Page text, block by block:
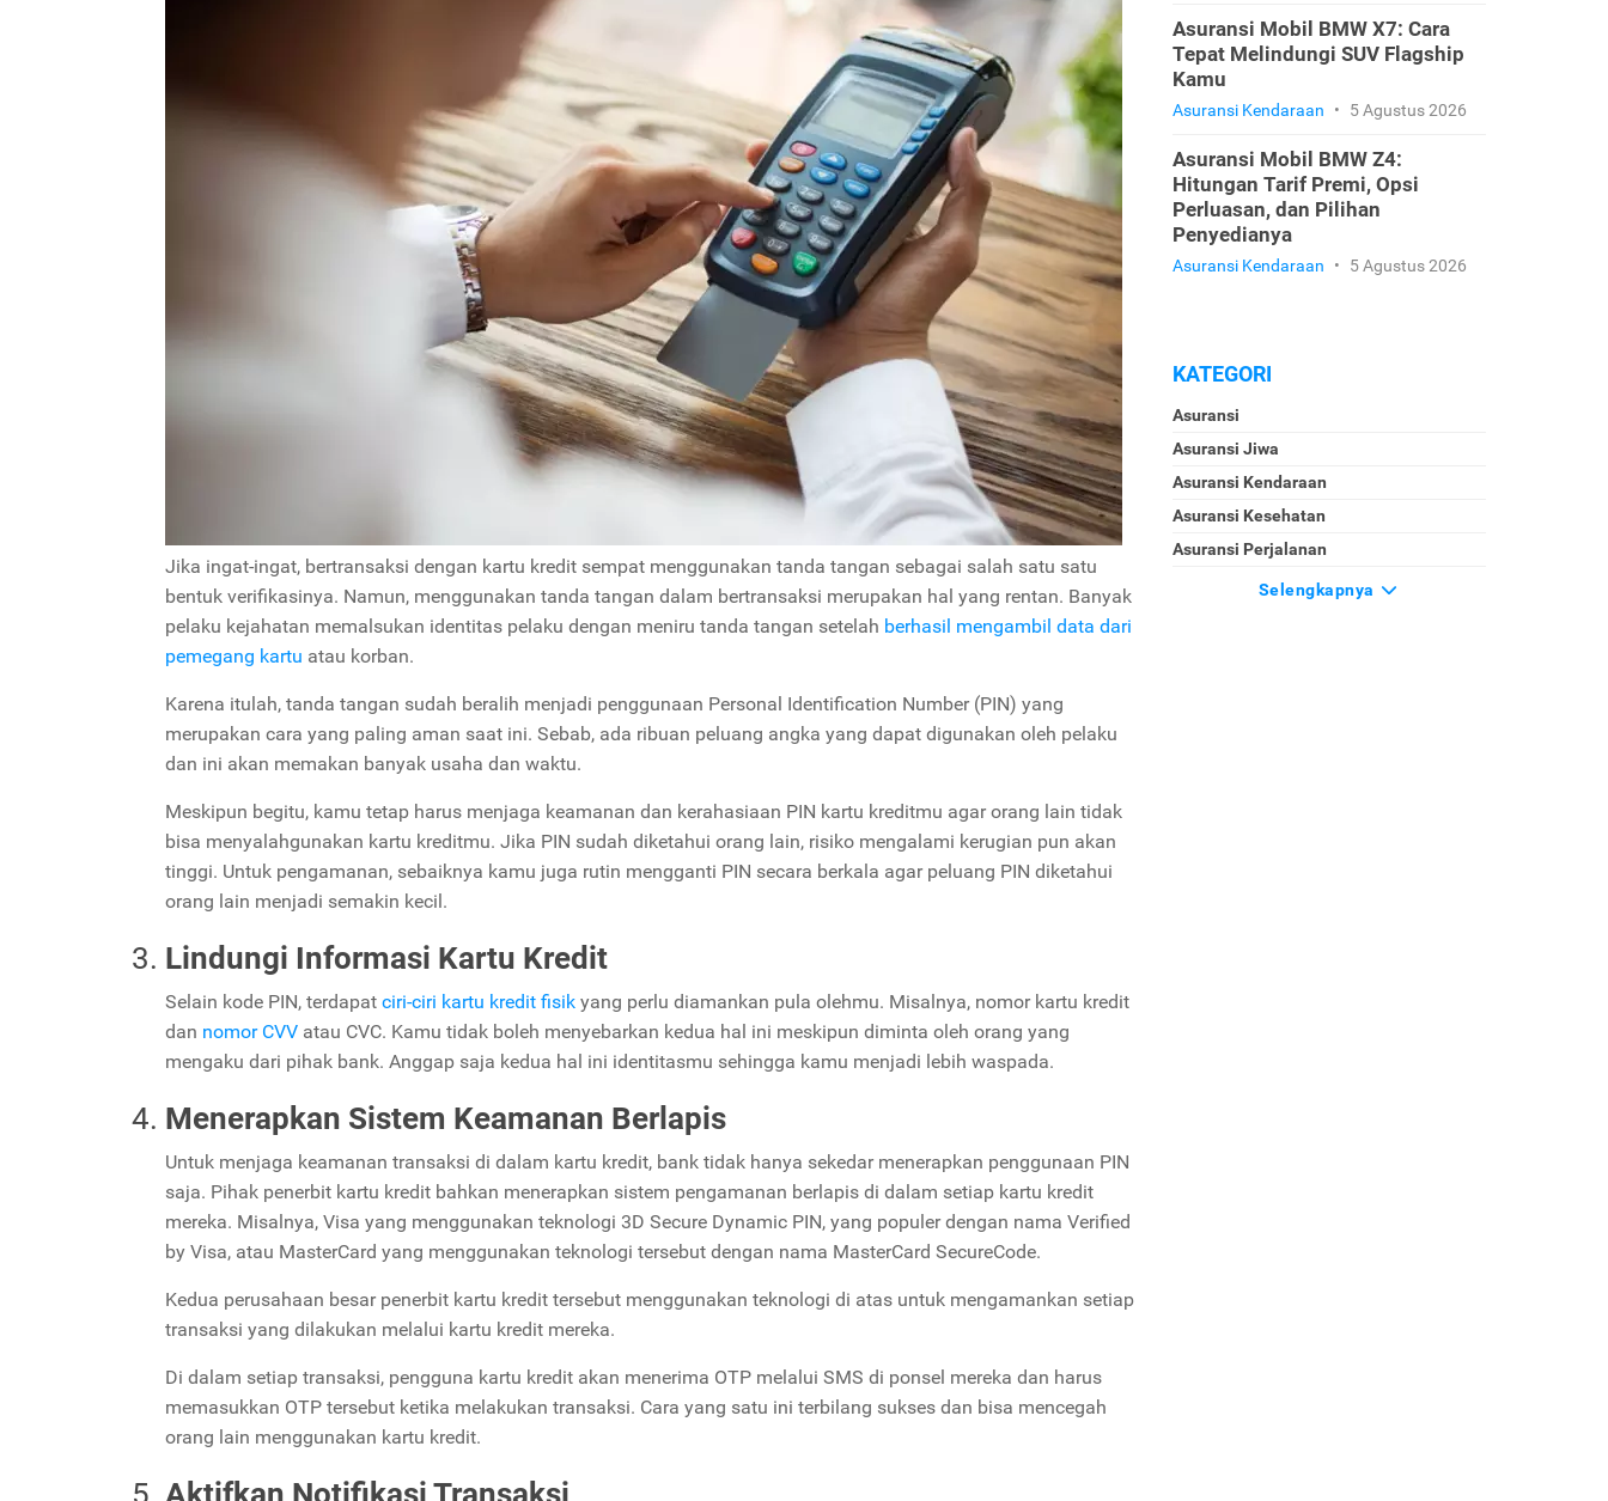
Jika ingat-ingat, bertransaksi dengan kartu kredit sempat menggunakan tanda tangan sebagai salah satu satu
bentuk verifikasinya. Namun, menggunakan tanda tangan dalam bertransaksi merupakan hal yang rentan. Banyak
pelaku kejahatan memalsukan identitas pelaku dengan meniru tanda tangan setelah berhasil mengambil data dari
pemegang kartu atau korban.
Karena itulah, tanda tangan sudah beralih menjadi penggunaan Personal Identification Number (PIN) yang
merupakan cara yang paling aman saat ini. Sebab, ada ribuan peluang angka yang dapat digunakan oleh pelaku
dan ini akan memakan banyak usaha dan waktu.
Meskipun begitu, kamu tetap harus menjaga keamanan dan kerahasiaan PIN kartu kreditmu agar orang lain tidak
bisa menyalahgunakan kartu kreditmu. Jika PIN sudah diketahui orang lain, risiko mengalami kerugian pun akan
tinggi. Untuk pengamanan, sebaiknya kamu juga rutin mengganti PIN secara berkala agar peluang PIN diketahui
orang lain menjadi semakin kecil.
Lindungi Informasi Kartu Kredit
Selain kode PIN, terdapat ciri-ciri kartu kredit fisik yang perlu diamankan pula olehmu. Misalnya, nomor kartu kredit
dan nomor CVV atau CVC. Kamu tidak boleh menyebarkan kedua hal ini meskipun diminta oleh orang yang
mengaku dari pihak bank. Anggap saja kedua hal ini identitasmu sehingga kamu menjadi lebih waspada.
Menerapkan Sistem Keamanan Berlapis
Untuk menjaga keamanan transaksi di dalam kartu kredit, bank tidak hanya sekedar menerapkan penggunaan PIN
saja. Pihak penerbit kartu kredit bahkan menerapkan sistem pengamanan berlapis di dalam setiap kartu kredit
mereka. Misalnya, Visa yang menggunakan teknologi 3D Secure Dynamic PIN, yang populer dengan nama Verified
by Visa, atau MasterCard yang menggunakan teknologi tersebut dengan nama MasterCard SecureCode.
Kedua perusahaan besar penerbit kartu kredit tersebut menggunakan teknologi di atas untuk mengamankan setiap
transaksi yang dilakukan melalui kartu kredit mereka.
Di dalam setiap transaksi, pengguna kartu kredit akan menerima OTP melalui SMS di ponsel mereka dan harus
memasukkan OTP tersebut ketika melakukan transaksi. Cara yang satu ini terbilang sukses dan bisa mencegah
orang lain menggunakan kartu kredit.
Aktifkan Notifikasi Transaksi
Asuransi Mobil BMW X7: Cara
Tepat Melindungi SUV Flagship
Kamu
Asuransi Kendaraan • 5 Agustus 2026
Asuransi Mobil BMW Z4:
Hitungan Tarif Premi, Opsi
Perluasan, dan Pilihan
Penyedianya
Asuransi Kendaraan • 5 Agustus 2026
KATEGORI
Asuransi
Asuransi Jiwa
Asuransi Kendaraan
Asuransi Kesehatan
Asuransi Perjalanan
Selengkapnya